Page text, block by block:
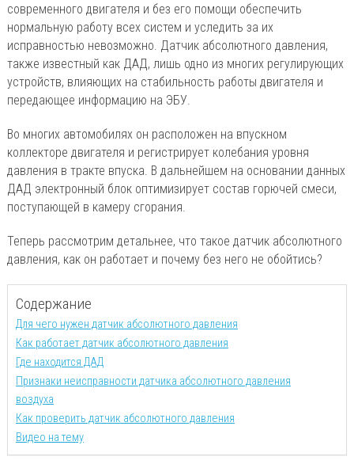
современного двигателя и без его помощи обеспечить
нормальную работу всех систем и уследить за их
исправностью невозможно. Датчик абсолютного давления,
также известный как ДАД, лишь одно из многих регулирующих
устройств, влияющих на стабильность работы двигателя и
передающее информацию на ЭБУ.
Во многих автомобилях он расположен на впускном
коллекторе двигателя и регистрирует колебания уровня
давления в тракте впуска. В дальнейшем на основании данных
ДАД электронный блок оптимизирует состав горючей смеси,
поступающей в камеру сгорания.
Теперь рассмотрим детальнее, что такое датчик абсолютного
давления, как он работает и почему без него не обойтись?
Содержание
Для чего нужен датчик абсолютного давления
Как работает датчик абсолютного давления
Где находится ДАД
Признаки неисправности датчика абсолютного давления
воздуха
Как проверить датчик абсолютного давления
Видео на тему